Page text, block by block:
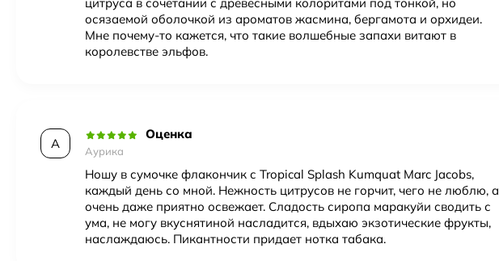
осязаемой оболочкой из ароматов жасмина, бергамота и орхидеи.
Мне почему-то кажется, что такие волшебные запахи витают в
королевстве эльфов.
А
Оценка
Аурика
Ношу в сумочке флакончик с Tropical Splash Kumquat Marc Jacobs,
каждый день со мной. Нежность цитрусов не горчит, чего не люблю, а
очень даже приятно освежает. Сладость сиропа маракуйи сводить с
ума, не могу вкуснятиной насладится, вдыхаю экзотические фрукты,
наслаждаюсь. Пикантности придает нотка табака.